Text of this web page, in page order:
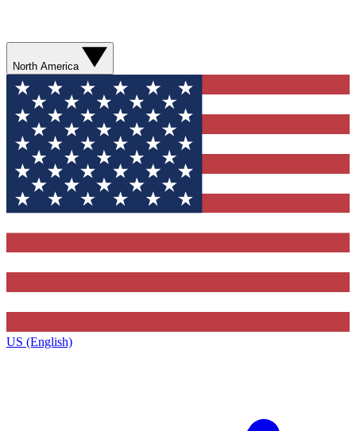
North America
US (English)